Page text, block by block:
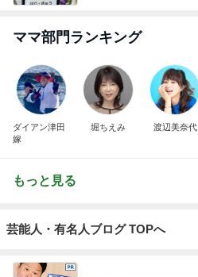
ママ部門ランキング
ダイアン津田
嫁
堀ちえみ 渡辺美奈代
もっと見る
芸能人・有名人ブログ TOPへ